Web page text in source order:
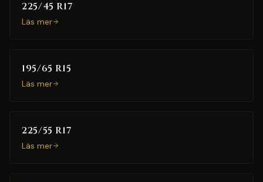
225/45 R17
Läs mer
195/65 R15
Läs mer
225/55 R17
Läs mer